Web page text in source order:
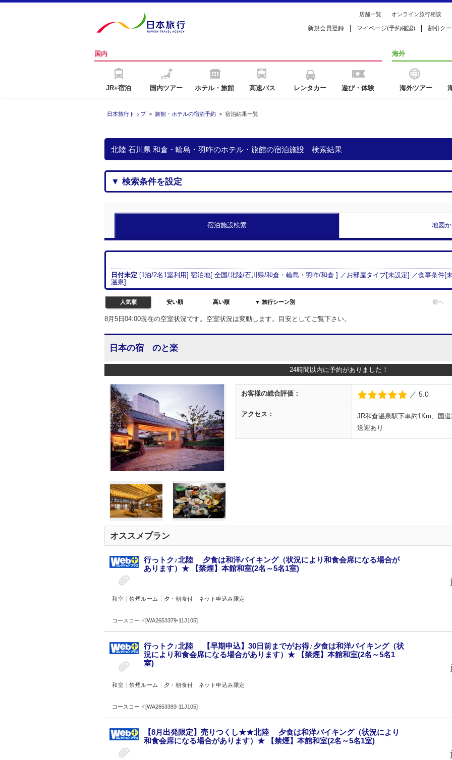
店舗一覧 オンライン旅行相談
新規会員登録 マイページ(予約確認) 割引ク
国内
JR+宿泊 国内ツアー ホテル・旅館 高速バス レンタカー 遊び・体験
海外
海外ツアー
日本旅行トップ > 旅館・ホテルの宿泊予約 > 宿泊結果一覧
北陸 石川県 和倉・輪島・羽咋のホテル・旅館の宿泊施設 検索結果
▼ 検索条件を設定
宿泊施設検索 地図
日付未定 [1泊/2名 1室利用] 宿泊地[ 全国/北陸/石川県/和倉・輪島・羽咋/和倉 ] ／お部屋タイプ[未設定] ／食事条件[
温泉]
人気順 安い順 高い順 ▼ 旅行シーン別 前へ
8月5日04:00現在の空室状況です。空室状況は変動します。目安としてご覧下さい。
日本の宿 のと楽
24時間以内に予約がありました！
お客様の総合評価： ／ 5.0
アクセス：
JR和倉温泉駅下車約1Km、国
送迎あり
オススメプラン
行っトク♪北陸 夕食は和洋バイキング（状況により和食会席になる場合が
あります）★ 【禁煙】本館和室(2名～5名1室)
和室 禁煙ルーム 夕・朝食付 ネット申込み限定
コースコード[WA2653379-11J105]
行っトク♪北陸 【早期申込】30日前までがお得♪夕食は和洋バイキング（状
況により和食会席になる場合があります）★ 【禁煙】本館和室(2名～5名1
室)
和室 禁煙ルーム 夕・朝食付 ネット申込み限定
コースコード[WA2653393-11J105]
【8月出発限定】売りつくし★★北陸 夕食は和洋バイキング（状況により
和食会席になる場合があります）★ 【禁煙】本館和室(2名～5名1室)